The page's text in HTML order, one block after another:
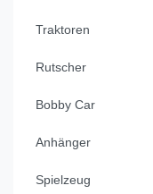
Traktoren
Rutscher
Bobby Car
Anhänger
Spielzeug